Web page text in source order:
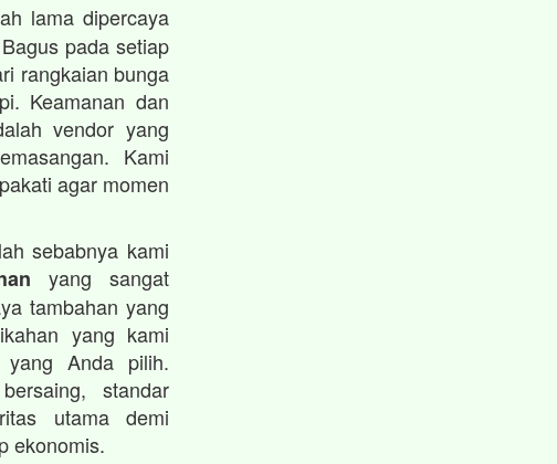
lama dipercaya
pada setiap
rangkaian bunga
Keamanan dan
vendor yang
Kami
agar momen
sebabnya kami
yang sangat
tambahan yang
yang kami
yang Anda pilih.
standar
utama demi
ekonomis.